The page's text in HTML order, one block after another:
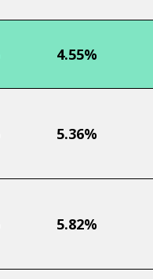
4.55%
5.36%
5.82%